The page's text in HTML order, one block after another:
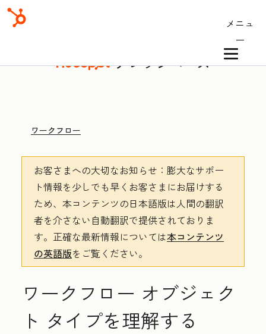
メニュ
ー
ナレッジベース
ワークフロー
お客さまへの大切なお知らせ ：膨大なサポー
ト情報を少しでも早くお客さまにお届けする
ため、本コンテンツの日本語版は人間の翻訳
者を介さない自動翻訳で提供されておりま
す。 正確な最新情報については本コンテンツ
の英語版をご覧ください。
ワークフロー オブジェク
ト タイプを理解する